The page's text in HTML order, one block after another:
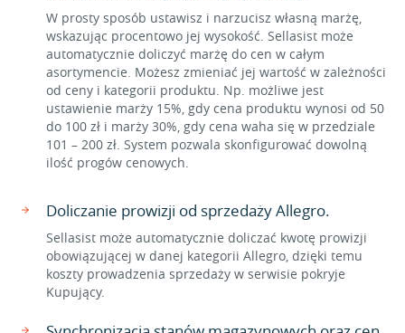
W prosty sposób ustawisz i narzucisz własną marżę,
wskazując procentowo jej wysokość. Sellasist może
automatycznie doliczyć marżę do cen w całym
asortymencie. Możesz zmieniać jej wartość w zależności
od ceny i kategorii produktu. Np. możliwe jest
ustawienie marży 15%, gdy cena produktu wynosi od 50
do 100 zł i marży 30%, gdy cena waha się w przedziale
101 – 200 zł. System pozwala skonfigurować dowolną
ilość progów cenowych.
Doliczanie prowizji od sprzedaży Allegro.
Sellasist może automatycznie doliczać kwotę prowizji
obowiązującej w danej kategorii Allegro, dzięki temu
koszty prowadzenia sprzedaży w serwisie pokryje
Kupujący.